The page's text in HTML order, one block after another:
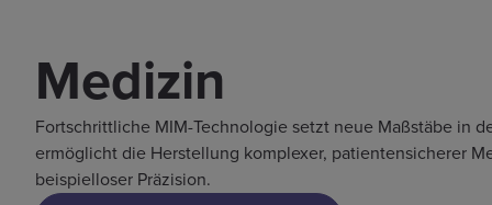
Medizin
Fortschrittliche MIM-Technologie setzt neue Maßstäbe in
ermöglicht die Herstellung komplexer, patientensicherer
beispielloser Präzision.